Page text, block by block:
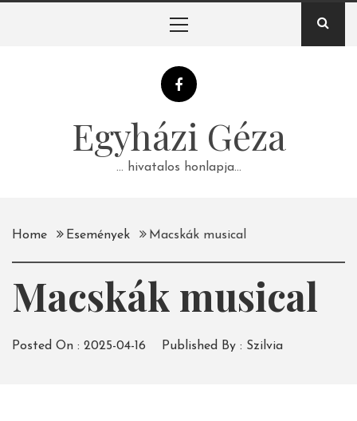
Egyházi Géza
… hivatalos honlapja…
Home Események Macskák musical
Macskák musical
Posted On : 2025-04-16 Published By : Szilvia